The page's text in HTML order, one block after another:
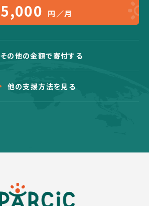
5,000 円／月
その他の金額で寄付する
他の支援方法を見る